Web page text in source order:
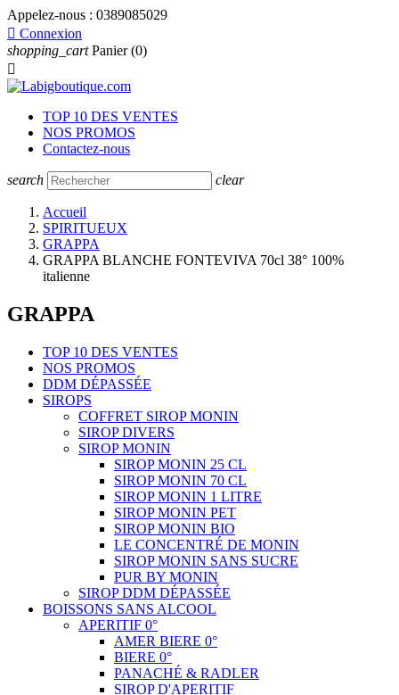
Appelez-nous : 0389085029
 Connexion
shopping_cart Panier (0)

TOP 10 DES VENTES
NOS PROMOS
Contactez-nous
search clear
Accueil
SPIRITUEUX
GRAPPA
GRAPPA BLANCHE FONTEVIVA 70cl 38° 100%
italienne
GRAPPA
TOP 10 DES VENTES
NOS PROMOS
DDM DÉPASSÉE
SIROPS
COFFRET SIROP MONIN
SIROP DIVERS
SIROP MONIN
SIROP MONIN 25 CL
SIROP MONIN 70 CL
SIROP MONIN 1 LITRE
SIROP MONIN PET
SIROP MONIN BIO
LE CONCENTRÉ DE MONIN
SIROP MONIN SANS SUCRE
PUR BY MONIN
SIROP DDM DÉPASSÉE
BOISSONS SANS ALCOOL
APERITIF 0°
AMER BIERE 0°
BIERE 0°
PANACHÉ & RADLER
SIROP D'APERITIF